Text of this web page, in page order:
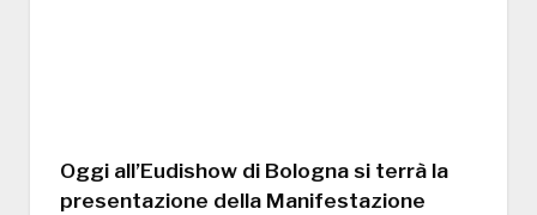
Oggi all’Eudishow di Bologna si terrà la
presentazione della Manifestazione